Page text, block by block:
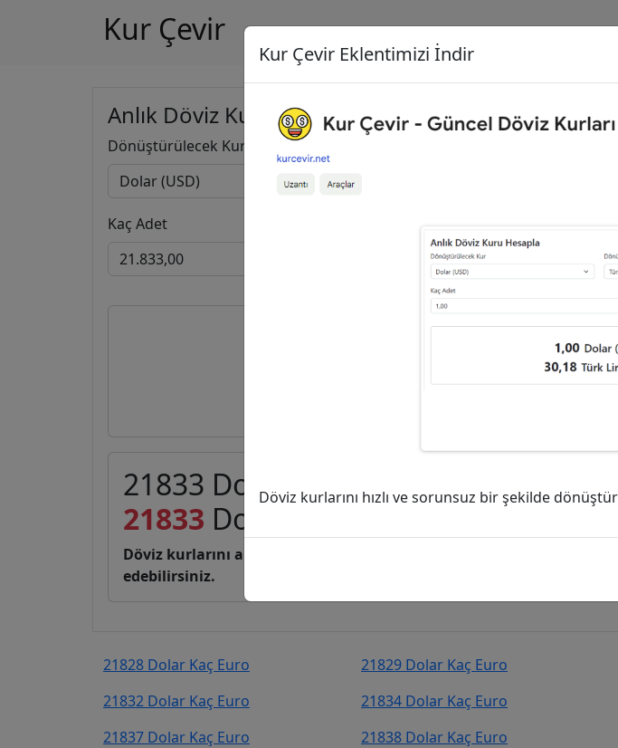
Kur Çevir
Anlık Döviz Kuru Hesapla
Dönüştürülecek Kur
Kaç Adet
Dolar (USD)
21833 Dolar (USD) kaç Euro (EUR)?
21833 Dolar Euro (EUR)
Döviz kurlarını anlık, canlı, basit bir şekilde kurcevir.net adresinden
edebilirsiniz.
21828 Dolar Kaç Euro 21829 Dolar Kaç Euro
21832 Dolar Kaç Euro
21834 Dolar Kaç Euro
21837 Dolar Kaç Euro
21838 Dolar Kaç Euro
Kur Çevir Eklentimizi İndir
Döviz kurlarını hızlı ve sorunsuz bir şekilde